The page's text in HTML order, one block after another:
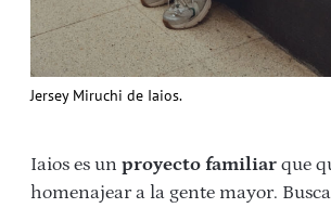
Jersey Miruchi de Iaios.
Iaios es un proyecto familiar que
homenajear a la gente mayor.